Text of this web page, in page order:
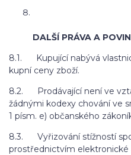
DALŠÍ PRÁVA A
8.1. Kupující nabývá
kupní ceny zboží.
8.2. Prodávající není ve
žádnými kodexy chování ve
1 písm. e) občanského
8.3. Vyřizování stížností
prostřednictvím elektronické